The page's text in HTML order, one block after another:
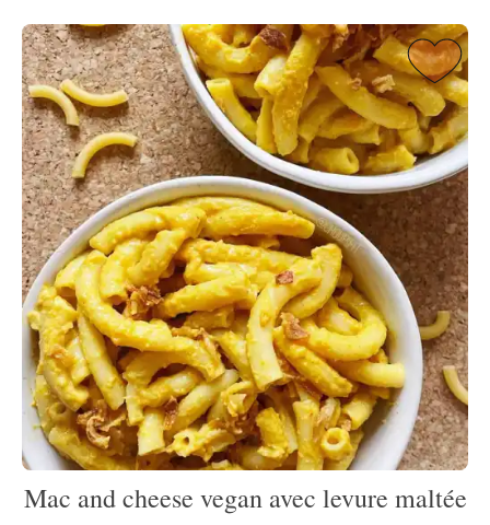
Mac and cheese vegan avec levure maltée